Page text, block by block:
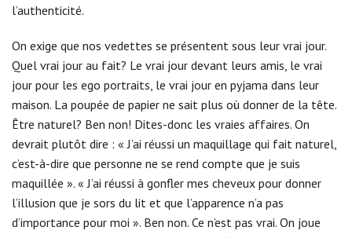
l’authenticité.
On exige que nos vedettes se présentent sous leur vrai jour.
Quel vrai jour au fait? Le vrai jour devant leurs amis, le vrai
jour pour les ego portraits, le vrai jour en pyjama dans leur
maison. La poupée de papier ne sait plus où donner de la tête.
Être naturel? Ben non! Dites-donc les vraies affaires. On
devrait plutôt dire : « J’ai réussi un maquillage qui fait naturel,
c’est-à-dire que personne ne se rend compte que je suis
maquillée ». « J’ai réussi à gonfler mes cheveux pour donner
l’illusion que je sors du lit et que l’apparence n’a pas
d’importance pour moi ». Ben non. Ce n’est pas vrai. On joue